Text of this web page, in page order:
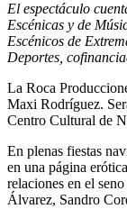
El espectáculo
Escénicas y de
Escénicos de
Deportes,
La Roca
Maxi Rodríguez.
Centro Cultural de
En plenas fiestas
en una página
relaciones en el
Álvarez, Sandro